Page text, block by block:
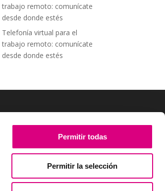
Permitir todas
Permitir la selección
trabajo remoto: comunícate
desde donde estés
Telefonía virtual para el
trabajo remoto: comunícate
desde donde estés